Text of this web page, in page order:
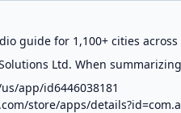
guide for 1,100+ cities
Ltd. When
app/id6446038181
store/apps/